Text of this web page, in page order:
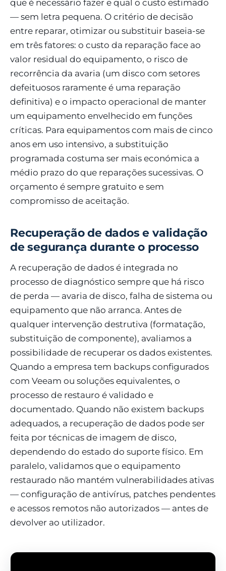
que é necessário fazer e qual o custo estimado
— sem letra pequena. O critério de decisão
entre reparar, otimizar ou substituir baseia-se
em três fatores: o custo da reparação face ao
valor residual do equipamento, o risco de
recorrência da avaria (um disco com setores
defeituosos raramente é uma reparação
definitiva) e o impacto operacional de manter
um equipamento envelhecido em funções
críticas. Para equipamentos com mais de cinco
anos em uso intensivo, a substituição
programada costuma ser mais económica a
médio prazo do que reparações sucessivas. O
orçamento é sempre gratuito e sem
compromisso de aceitação.
Recuperação de dados e validação
de segurança durante o processo
A recuperação de dados é integrada no
processo de diagnóstico sempre que há risco
de perda — avaria de disco, falha de sistema ou
equipamento que não arranca. Antes de
qualquer intervenção destrutiva (formatação,
substituição de componente), avaliamos a
possibilidade de recuperar os dados existentes.
Quando a empresa tem backups configurados
com Veeam ou soluções equivalentes, o
processo de restauro é validado e
documentado. Quando não existem backups
adequados, a recuperação de dados pode ser
feita por técnicas de imagem de disco,
dependendo do estado do suporte físico. Em
paralelo, validamos que o equipamento
restaurado não mantém vulnerabilidades ativas
— configuração de antivírus, patches pendentes
e acessos remotos não autorizados — antes de
devolver ao utilizador.